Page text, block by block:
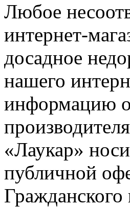
Любое
интернет-
досадное
нашего
информацию о
«Лаукар»
публичной